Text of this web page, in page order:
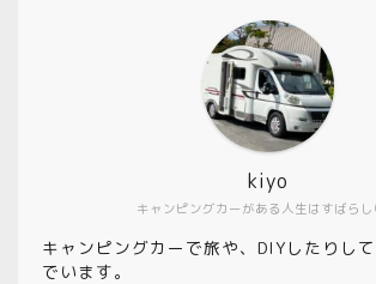
キャンピングカーがある人生はすばらし
kiyo
キャンピングカーで旅や、DIYしたりし
でいます。